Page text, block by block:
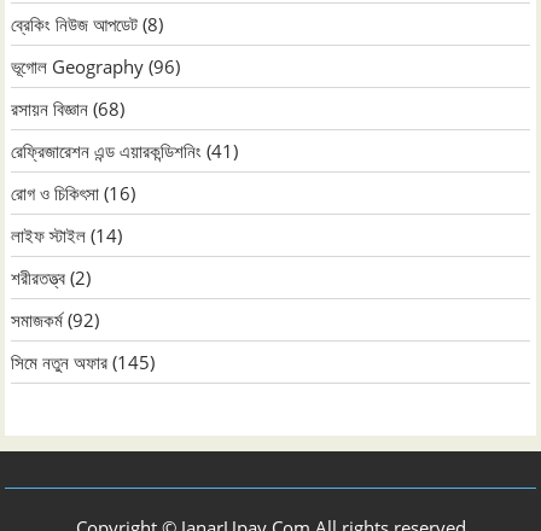
ব্রেকিং নিউজ আপডেট (8)
ভূগোল Geography (96)
রসায়ন বিজ্ঞান (68)
রেফ্রিজারেশন এন্ড এয়ারকন্ডিশনিং (41)
রোগ ও চিকিৎসা (16)
লাইফ স্টাইল (14)
শরীরতত্ত্ব (2)
সমাজকর্ম(92)
সিমে নতুন ‍অফার (145)